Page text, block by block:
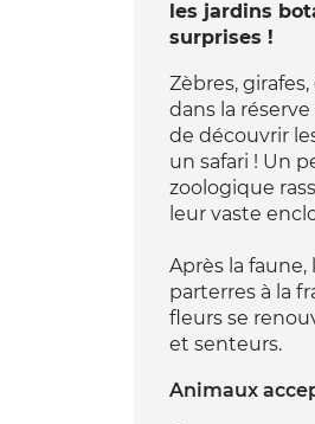
les jardins
surprises !
Zèbres,
dans la
de découvrir
un safari ! Un
zoologique
leur vaste
Après la
parterres à la
fleurs se
et senteurs.
Animaux